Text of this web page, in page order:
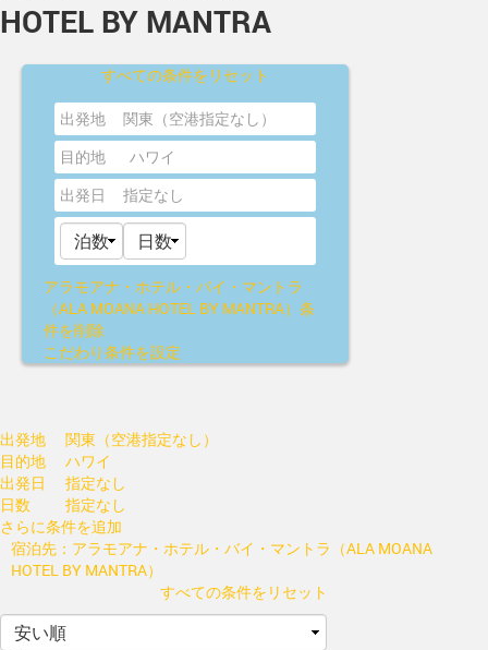
HOTEL BY MANTRA
すべての条件をリセット
出発地
関東（空港指定なし）
目的地
ハワイ
出発日
指定なし
アラモアナ・ホテル・バイ・マントラ
（ALA MOANA HOTEL BY MANTRA） 条
件を削除
こだわり条件を設定
出発地
関東（空港指定なし）
目的地
ハワイ
出発日
指定なし
日数
指定なし
さらに条件を追加
宿泊先：アラモアナ・ホテル・バイ・マントラ（ALA MOANA
HOTEL BY MANTRA）
すべての条件をリセット